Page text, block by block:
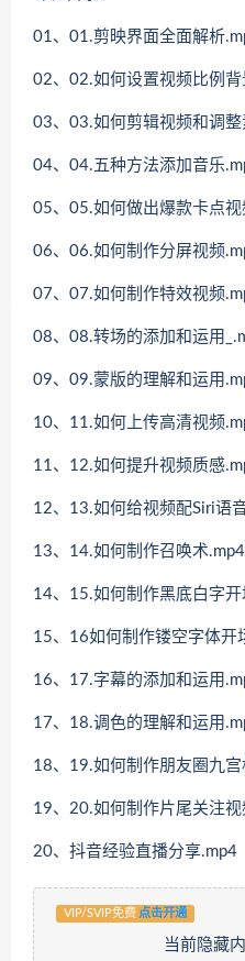
01、01.剪映界面全面解析
02、02.如何设置视频比例背
03、03.如何剪辑视频和调整
04、04.五种方法添加音乐
05、05.如何做出爆款卡点视
06、06.如何制作分屏视频
07、07.如何制作特效视频
08、08.转场的添加和运用
09、09.蒙版的理解和运用
10、11.如何上传高清视频
11、12.如何提升视频质感
12、13.如何给视频配Siri语
13、14.如何制作召唤术.mp4
14、15.如何制作黑底白字开
15、16如何制作镂空字体开
16、17.字幕的添加和运用
17、18.调色的理解和运用
18、19.如何制作朋友圈九
19、20.如何制作片尾关注视
20、抖音经验直播分享.mp4
VIP/SVIP免费 点击开通
当前隐藏